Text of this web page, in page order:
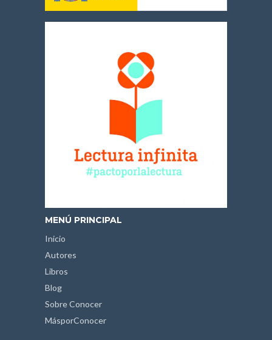
MENÚ PRINCIPAL
Inicio
Autores
Libros
Blog
Sobre Conocer
MásporConocer